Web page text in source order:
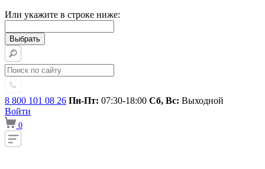
Или укажите в строке ниже:
8 800 101 08 26 Пн-Пт: 07:30-18:00 Сб, Вс: Выходной
Войти
0